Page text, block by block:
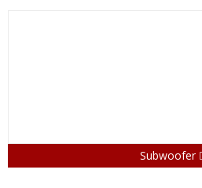
Subwoofer